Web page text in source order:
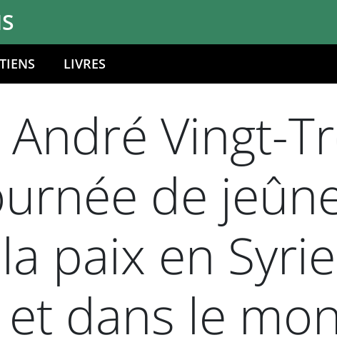
LIVRES
Vingt-
de
paix en
dans le